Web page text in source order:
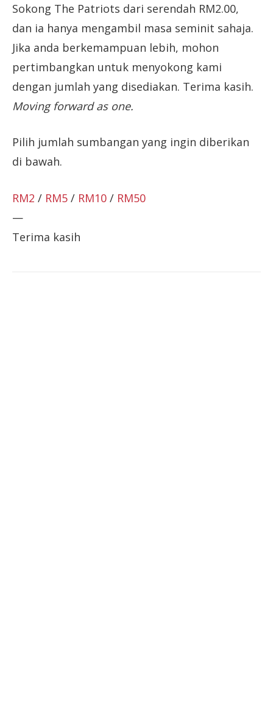
Sokong The Patriots dari serendah RM2.00,
dan ia hanya mengambil masa seminit sahaja.
Jika anda berkemampuan lebih, mohon
pertimbangkan untuk menyokong kami
dengan jumlah yang disediakan. Terima kasih.
Moving forward as one.
Pilih jumlah sumbangan yang ingin diberikan
di bawah.
RM2 / RM5 / RM10 / RM50
—
Terima kasih